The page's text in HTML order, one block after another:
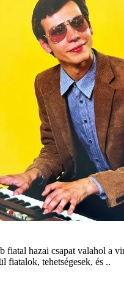
fiatal hazai csapat valahol a
fiatalok, tehetségesek, és ..